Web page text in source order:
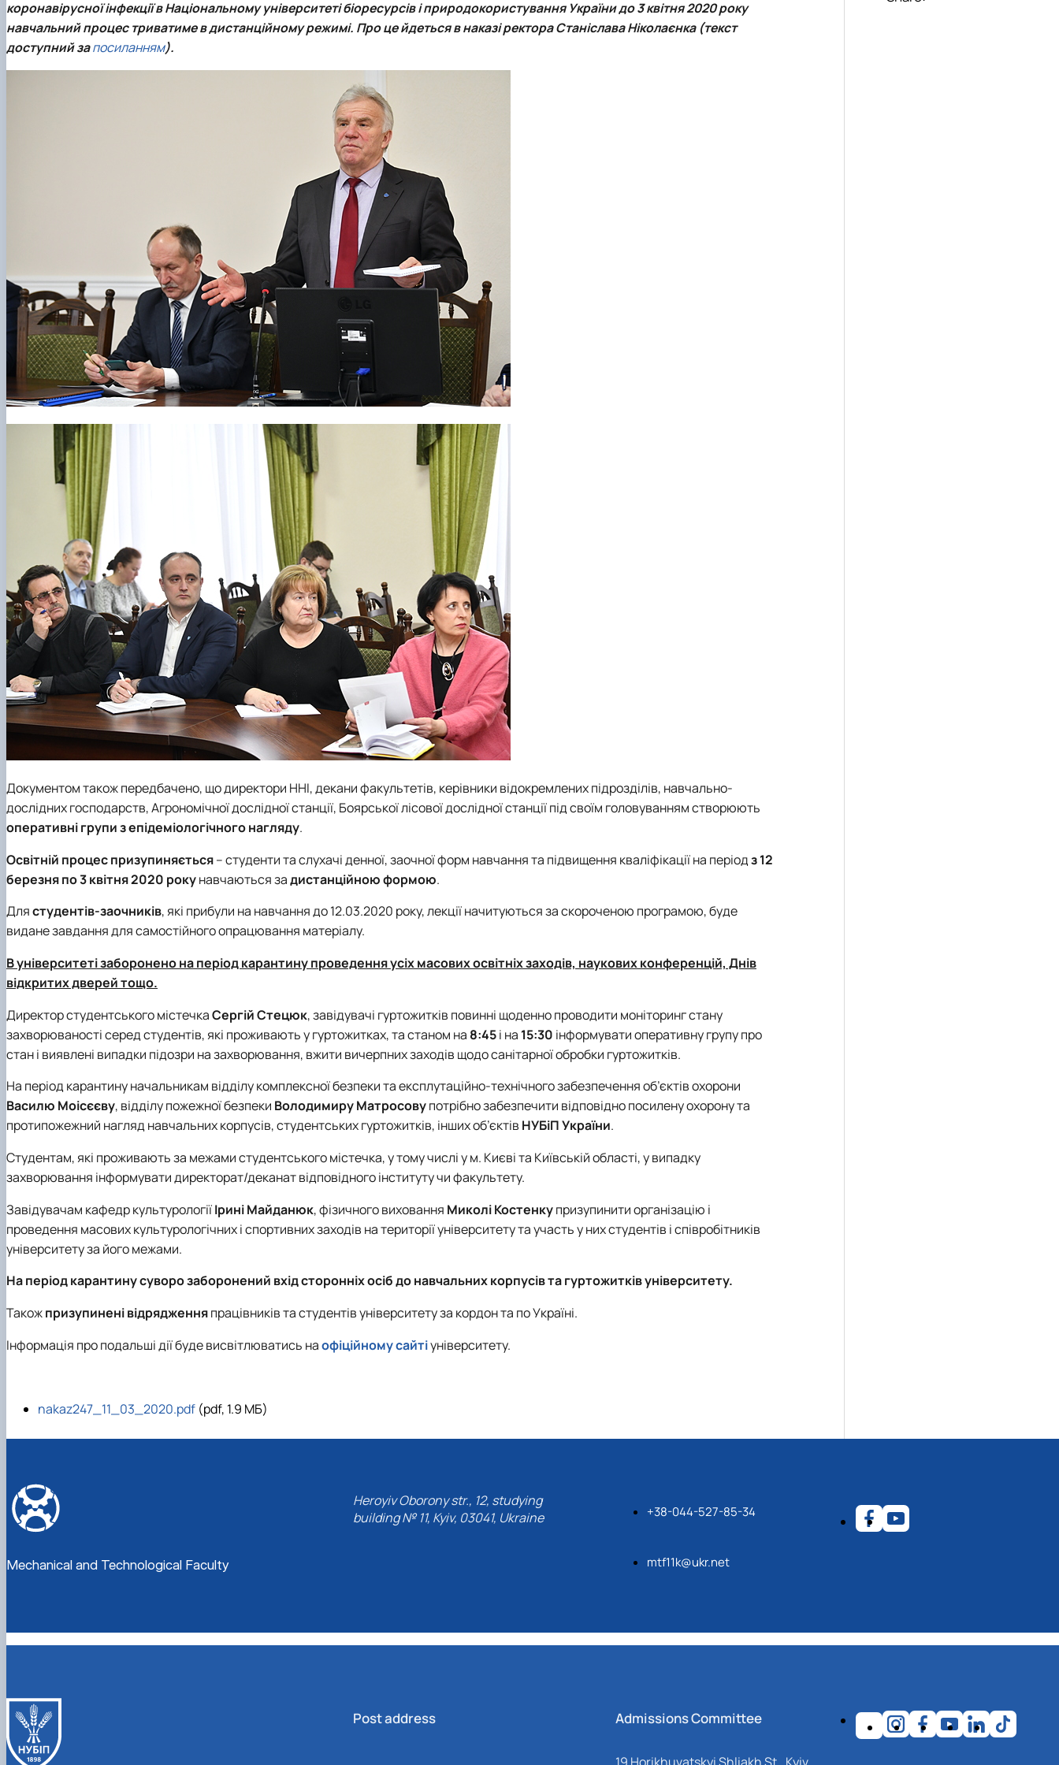
Матеріально-технічна база факультету
Скринька довіри
коронавірусної інфекції в Національному університеті біоресурсів і природокористування Українидо 3 квітня 2020 року
навчальний процес триватиме в дистанційному режимі. Про це йдеться в наказі ректора Станіслава Ніколаєнка (текст
доступний запосиланням).
Документом також передбачено, що директори ННІ, декани факультетів, керівники відокремлених підрозділів, навчально-
дослідних господарств, Агрономічної дослідної станції, Боярської лісової дослідної станції під своїм головуванням створюють
оперативні групи з епідеміологічного нагляду.
Освітній процес призупиняється– студенти та слухачі денної, заочної форм навчання та підвищення кваліфікації на періодз 12
березня по 3 квітня 2020 рокунавчаються задистанційною формою.
Длястудентів-заочників, які прибули на навчання до 12.03.2020 року, лекції начитуються за скороченою програмою, буде
видане завдання для самостійного опрацювання матеріалу.
В університетізабороненона період карантину проведення усіх масових освітніх заходів, наукових конференцій, Днів
відкритих дверей тощо.
Директор студентського містечкаСергій Стецюк, завідувачі гуртожитків повинні щоденно проводити моніторинг стану
захворюваності серед студентів, які проживають у гуртожитках, та станом на 8:45і на 15:30 інформувати оперативну групу про
стан і виявлені випадки підозри на захворювання, вжити вичерпних заходів щодо санітарної обробки гуртожитків.
На період карантину начальникам відділу комплексної безпеки та експлутаційно-технічного забезпечення об’єктів охорони
Василю Моісєєву, відділу пожежної безпеки Володимиру Матросовупотрібно забезпечити відповідно посилену охорону та
протипожежний нагляд навчальних корпусів, студентських гуртожитків, інших об’єктів НУБіП України.
Студентам, які проживають за межами студентського містечка, у тому числі у м. Києві та Київській області, у випадку
захворювання інформувати директорат/деканат відповідного інституту чи факультету.
Завідувачам кафедр культурологіїІрині Майданюк, фізичного виховання Миколі Костенкупризупинити організацію і
проведення масових культурологічних і спортивних заходів на території університету та участь у них студентів і співробітників
університету за його межами.
На період карантину суворо заборонений вхід сторонніх осіб до навчальних корпусів та гуртожитків університету.
Такожпризупинені відрядженняпрацівників та студентів університету за кордон та по Україні.
Інформація про подальші дії буде висвітлюватись наофіційному сайтіуніверситету.
nakaz247_11_03_2020.pdf (pdf, 1.9 MБ)
Mechanical and Technological Faculty
Heroyiv Oborony str., 12, studying
building № 11, Kyiv, 03041, Ukraine
+38-044-527-85-34
mtf11k@ukr.net
Post address Admissions Committee